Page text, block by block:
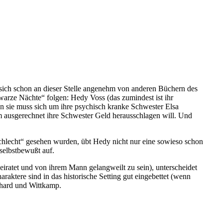
schon an dieser Stelle angenehm von anderen Büchern des
Nächte“ folgen: Hedy Voss (das zumindest ist ihr
sie muss sich um ihre psychisch kranke Schwester Elsa
ihre Schwester Geld herausschlagen will. Und
gesehen wurden, übt Hedy nicht nur eine sowieso schon
auf.
und von ihrem Mann gelangweilt zu sein), unterscheidet
sind in das historische Setting gut eingebettet (wenn
und Wittkamp.